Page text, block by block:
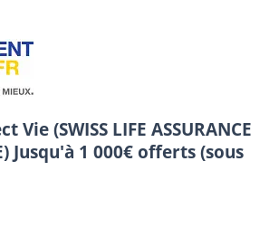
Vie (SWISS LIFE ASSURANCE
Jusqu'à 1 000€ offerts (sous